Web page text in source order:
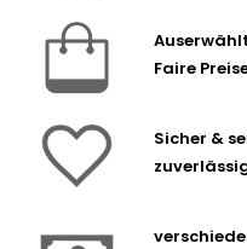
Faire
Sicher &